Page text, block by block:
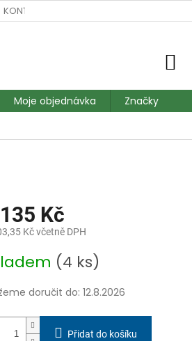
KONTAKT
Moje objednávka
Značky
Kč
Kč včetně DPH
(4 ks)
doručit do: 12.8.2026
Přidat do košíku